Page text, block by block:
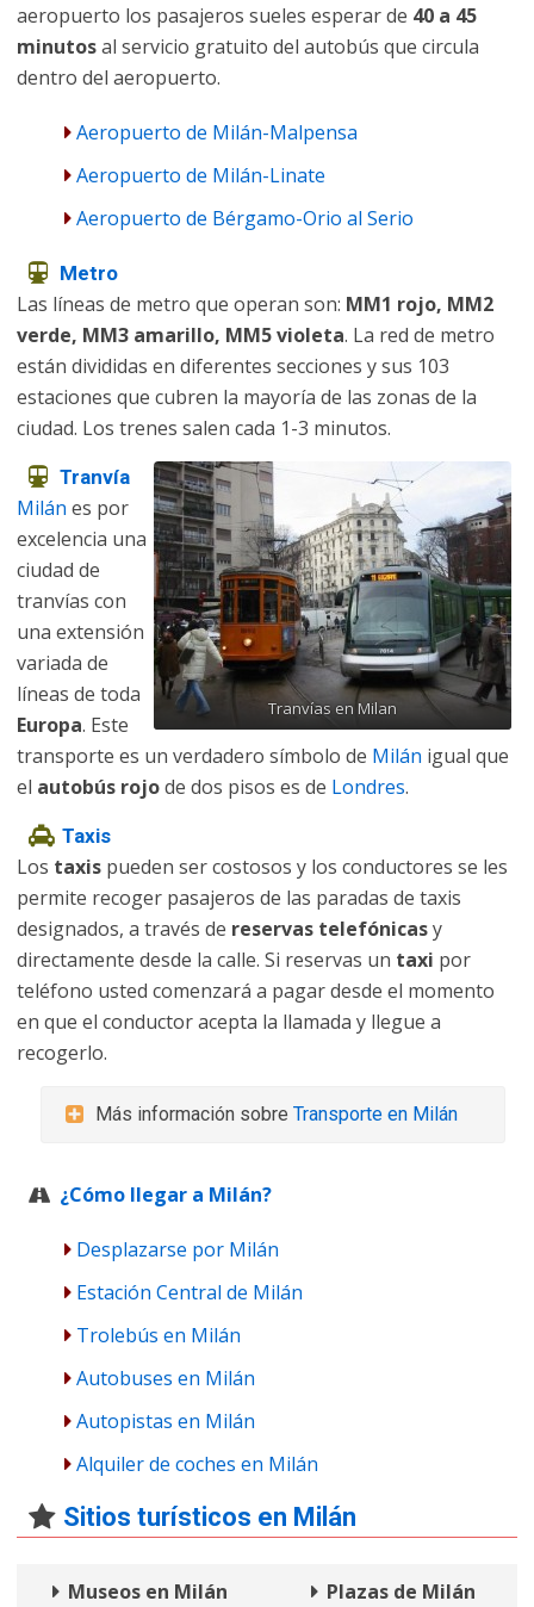
aeropuerto los pasajeros sueles esperar de 40 a 45
minutosal servicio gratuito del autobús que circula
dentro del aeropuerto.
Aeropuerto de Milán-Malpensa
Aeropuerto de Milán-Linate
Aeropuerto de Bérgamo-Orio al Serio
Metro
Las líneas de metro que operan son: MM1 rojo, MM2
verde, MM3 amarillo, MM5 violeta. La red de metro
están divididas en diferentes secciones y sus 103
estaciones que cubren la mayoría de las zonas de la
ciudad. Los trenes salen cada 1-3 minutos.
Tranvías en Milan
Tranvía
Milán es por
excelencia una
ciudad de
tranvías con
una extensión
variada de
líneas de toda
Europa. Este
transporte es un verdadero símbolo de Milán igual que
el autobús rojode dos pisos es de Londres.
Taxis
Los taxis pueden ser costosos y los conductores se les
permite recoger pasajeros de las paradas de taxis
designados, a través de reservas telefónicasy
directamente desde la calle. Si reservas un taxi por
teléfono usted comenzará a pagar desde el momento
en que el conductor acepta la llamada y llegue a
recogerlo.
Más información sobre Transporte en Milán
¿Cómo llegar a Milán?
Desplazarse por Milán
Estación Central de Milán
Trolebús en Milán
Autobuses en Milán
Autopistas en Milán
Alquiler de coches en Milán
Sitios turísticos en Milán
Museos en Milán Plazas de Milán